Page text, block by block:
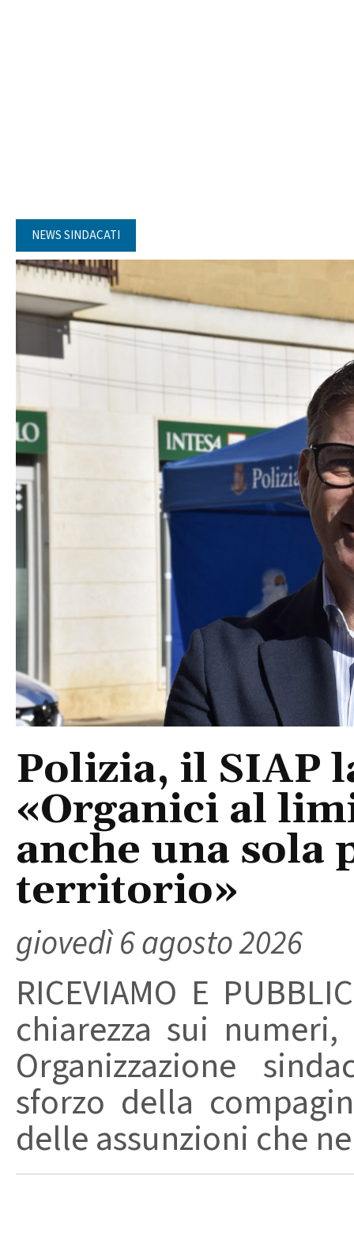
NEWS SINDACATI
Polizia, il SIAP
«Organici al
anche una sola
territorio»
giovedì 6 agosto 2026
RICEVIAMO E
chiarezza sui
Organizzazione
sforzo della
delle assunzioni che